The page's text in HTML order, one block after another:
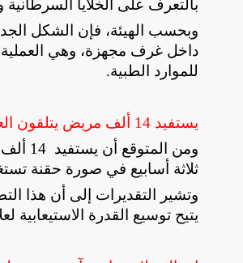
بالتعرف على الخلايا السرطانية
وبحسب الهيئة، فإن الشكل
داخل غرف مجهزة، وهي العملية
للموارد الطبية.
يستفيد 14 ألف مريض يتلقون العلاج بالفعل من التحول إلى الحقن السريع
ومن
ثلاثة أسابيع في صورة حقنة
يتيح توسيع القدرة الاستيعابية